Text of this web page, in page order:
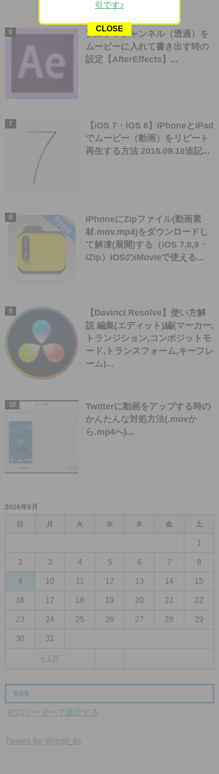
アルファチャンネル（透過）を
ムービーに入れて書き出す時の
設定【AfterEffects】...
【iOS 7・iOS 8】iPhoneとiPad
でムービー（動画）をリピート
再生する方法 2016.09.18追記...
iPhoneにZipファイル(動画素
材.mov.mp4)をダウンロードし
て解凍(展開)する（iOS 7,8,9・
iZip）iOSのiMovieで使える...
【Davinci Resolve】使い方解
説 編集(エディット)編(マーカー,
トランジション,コンポジットモ
ード,トランスフォーム,キーフレ
ーム)...
Twitterに動画をアップする時の
かんたんな対処方法(.movか
ら.mp4へ)...
2026年8月
日 月 火 水 木 金 土
« 1月
1
2 3 4 5 6 7 8
9 10 11 12 13 14 15
16 17 18 19 20 21 22
23 24 25 26 27 28 29
30 31
RSS
RSSリーダーで購読する
Tweets by @mgd_es
引です♪
CLOSE